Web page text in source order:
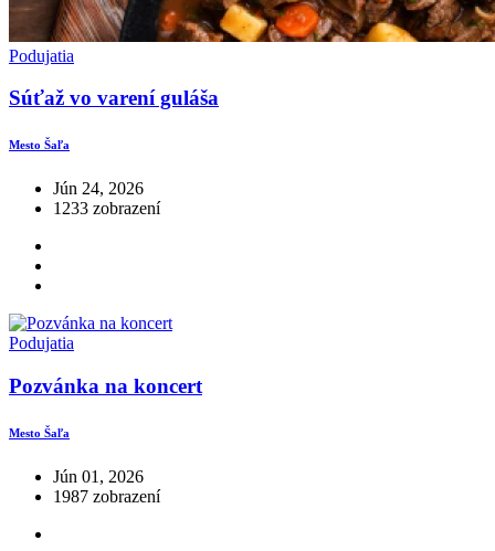
Podujatia
Súťaž vo varení guláša
Mesto Šaľa
Jún 24, 2026
1233 zobrazení
Podujatia
Pozvánka na koncert
Mesto Šaľa
Jún 01, 2026
1987 zobrazení